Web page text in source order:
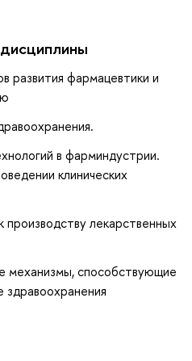
развития фармацевтики и
в фарминдустрии.
клинических
лекарственных
механизмы, способствующие
здравоохранения